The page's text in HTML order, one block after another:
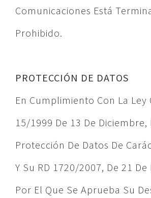
Comunicaciones Está
Prohibido.
PROTECCIÓN DE DATOS
En Cumplimiento Con La Ley
15/1999 De 13 De Diciembre,
Protección De Datos De
Y Su RD 1720/2007, De 21
Por El Que Se Aprueba Su